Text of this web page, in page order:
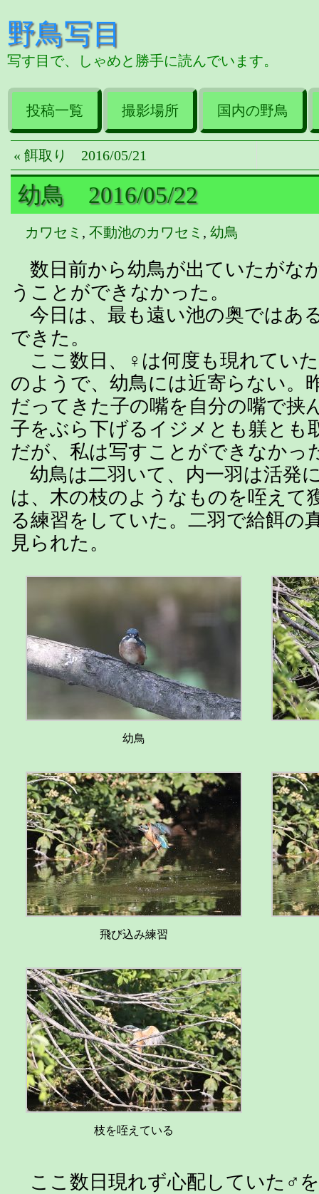
野鳥写目
写す目で、しゃめと勝手に読んでいます。
投稿一覧 撮影場所 国内の野鳥
« 餌取り 2016/05/21
幼鳥 2016/05/22
カワセミ , 不動池のカワセミ , 幼鳥
数日前から幼鳥が出ていたがな
うことができなかった。
今日は、最も遠い池の奥ではあ
できた。
ここ数日、♀は何度も現れてい
のようで、幼鳥には近寄らない。
だってきた子の嘴を自分の嘴で挟
子をぶら下げるイジメとも躾とも
だが、私は写すことができなかっ
幼鳥は二羽いて、内一羽は活発
は、木の枝のようなものを咥えて
る練習をしていた。二羽で給餌の
見られた。
幼鳥
飛び込み練習
枝を咥えている
ここ数日現れず心配していた♂